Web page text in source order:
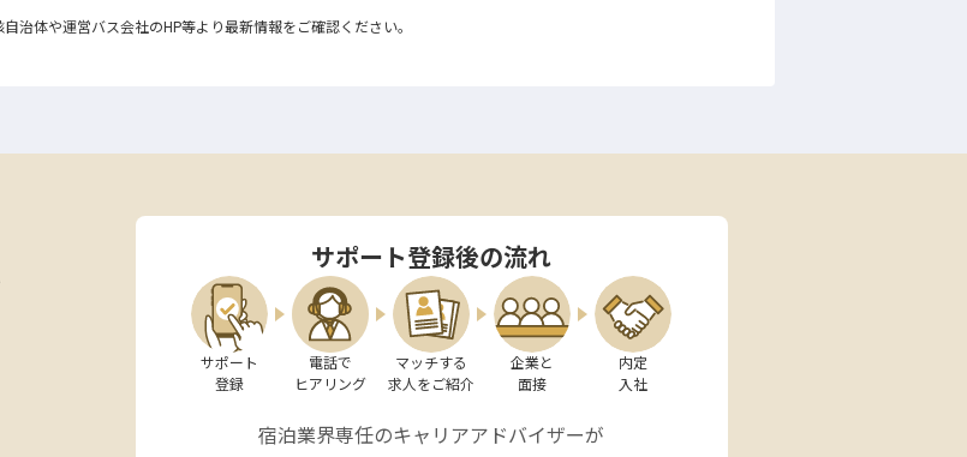
治体や運営バス会社のHP等より最新情報をご確認ください。
サポート登録後の流れ
サポート
登録
電話で
ヒアリング
マッチする
求人をご紹介
企業と
面接
内定
入社
宿泊業界専任のキャリアアドバイザーが